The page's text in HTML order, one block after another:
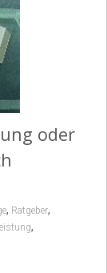
oder
, Ratgeber,
,